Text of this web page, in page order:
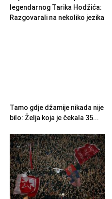
legendarnog Tarika Hodžića:
Razgovarali na nekoliko jezika
Tamo gdje džamije nikada nije
bilo: Želja koja je čekala 35...